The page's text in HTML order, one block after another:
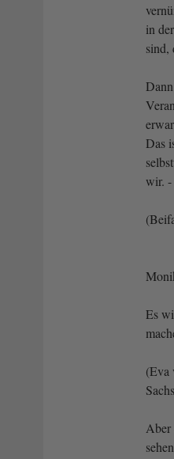
in
sind,
Das
wir.
Es
(Eva
Aber